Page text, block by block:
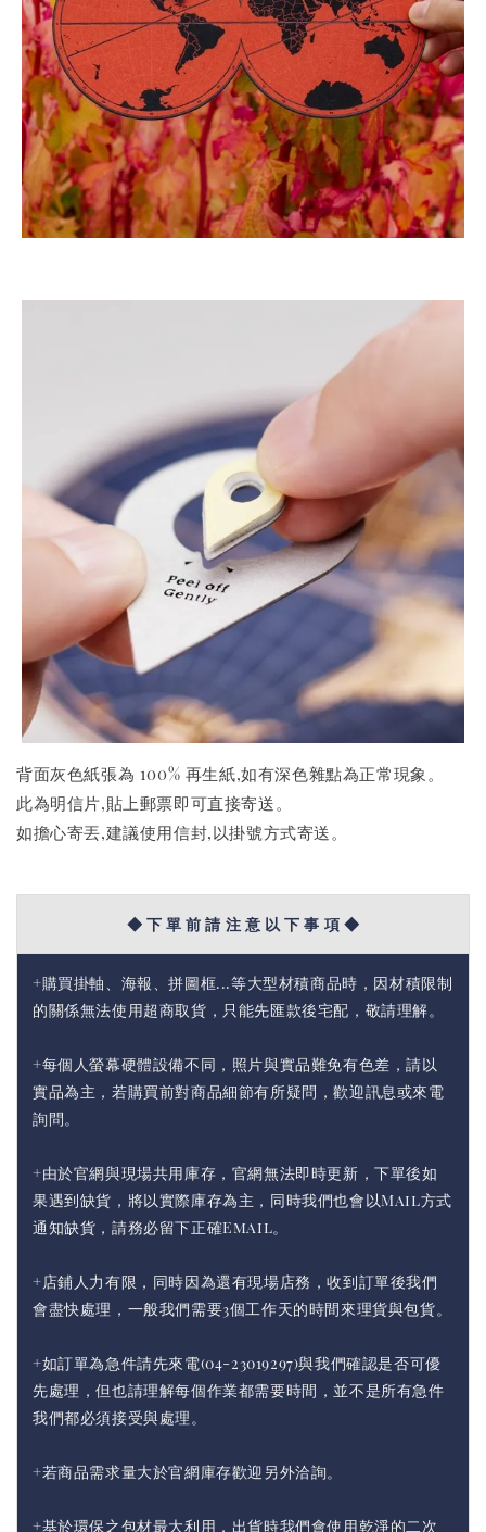
背面灰色紙張為 100% 再生紙,如有深色雜點為正常現象。
此為明信片,貼上郵票即可直接寄送。
如擔心寄丟,建議使用信封,以掛號方式寄送。
◆ 下 單 前 請 注 意 以 下 事 項 ◆
+購買掛軸、海報、拼圖框...等大型材積商品時，因材積限制
的關係無法使用超商取貨，只能先匯款後宅配，敬請理解。
+每個人螢幕硬體設備不同，照片與實品難免有色差，請以
實品為主，若購買前對商品細節有所疑問，歡迎訊息或來電
詢問。
+由於官網與現場共用庫存，官網無法即時更新，下單後如
果遇到缺貨，將以實際庫存為主，同時我們也會以Mail方式
通知缺貨，請務必留下正確Email。
+店鋪人力有限，同時因為還有現場店務，收到訂單後我們
會盡快處理，一般我們需要3個工作天的時間來理貨與包貨。
+如訂單為急件請先來電(04-23019297)與我們確認是否可優
先處理，但也請理解每個作業都需要時間，並不是所有急件
我們都必須接受與處理。
+若商品需求量大於官網庫存歡迎另外洽詢。
+基於環保之包材最大利用，出貨時我們會使用乾淨的二次